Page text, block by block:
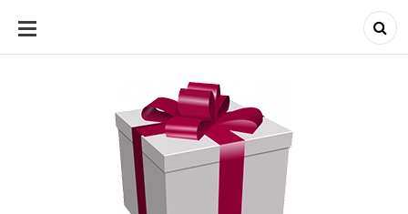
ALLER
CONTENU
J'adore les cadeaux